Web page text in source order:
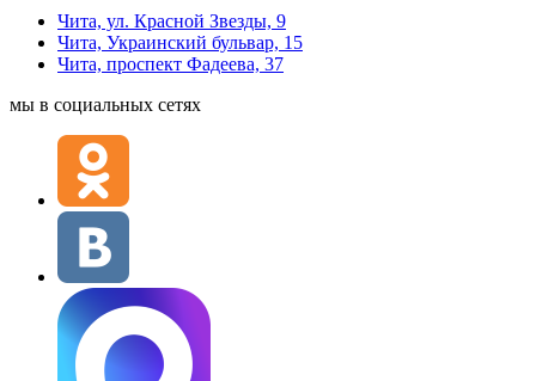
Чита, ул. Красной Звезды, 9
Чита, Украинский бульвар, 15
Чита, проспект Фадеева, 37
мы в социальных сетях